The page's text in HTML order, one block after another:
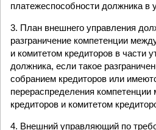
платежеспособности должника в
3. План внешнего управления
разграничение компетенции
и комитетом кредиторов в части
должника, если такое
собранием кредиторов или
перераспределения
кредиторов и комитетом
4. Внешний управляющий по